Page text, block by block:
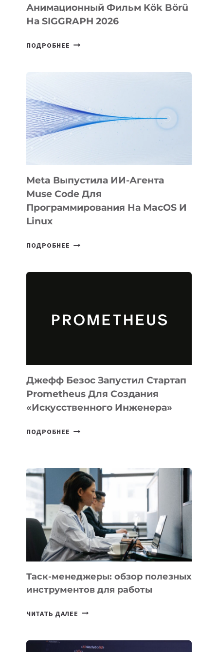
Анимационный Фильм Kök Börü
На SIGGRAPH 2026
ПОДРОБНЕЕ HIGGSFIELD
НА
SIGGRAPH
Meta Выпустила ИИ-Агента
Muse Code Для
Программирования На MacOS И
Linux
ПОДРОБНЕЕ META
ДЛЯ
ПРОГРАММИРОВАНИЯ
И
LINUX
Джефф Безос Запустил Стартап
Prometheus Для Создания
«искусственного Инженера»
ПОДРОБНЕЕ ДЖЕФФ
PROMETHEUS
ДЛЯ
СОЗДАНИЯ
«ИСКУССТВЕННОГО
ИНЖЕНЕРА»
Таск-менеджеры: обзор полезных
инструментов для работы
ЧИТАТЬ ДАЛЕЕ ТАСК-
ПОЛЕЗНЫХ